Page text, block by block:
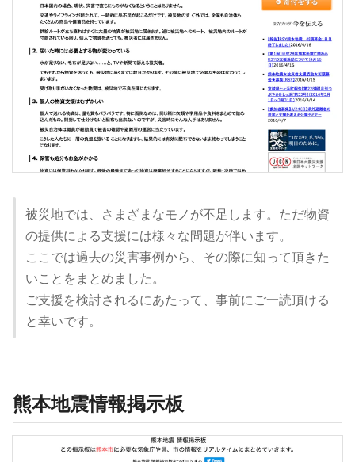
被災地では、さまざまなモノが不足します。ただ物資
の提供による支援には様々な問題が伴います。
ここでは過去の災害事例から、その際に知って頂きた
いことをまとめました。
ご支援を検討されるにあたって、事前にご一読頂ける
と幸いです。
熊本地震情報掲示板